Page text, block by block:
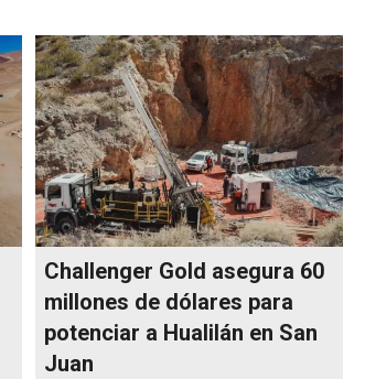
Challenger Gold asegura 60
millones de dólares para
potenciar a Hualilán en San
Juan